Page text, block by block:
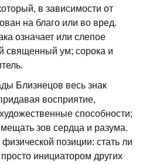
в зависимости от
на благо или во вред.
означает или слепое
священный ум; сорока и
Близнецов весь знак
восприятие,
способности;
зов сердца и разума.
позиции: стать ли
инициатором других